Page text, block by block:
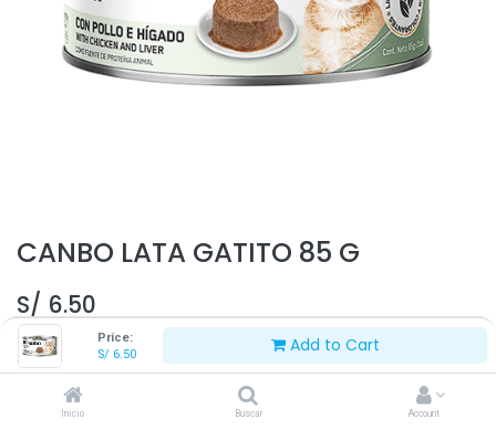
Price:
S/ 6.50 Add to Cart
Inicio Buscar Account
CANBO LATA GATITO 85 G
S/ 6.50